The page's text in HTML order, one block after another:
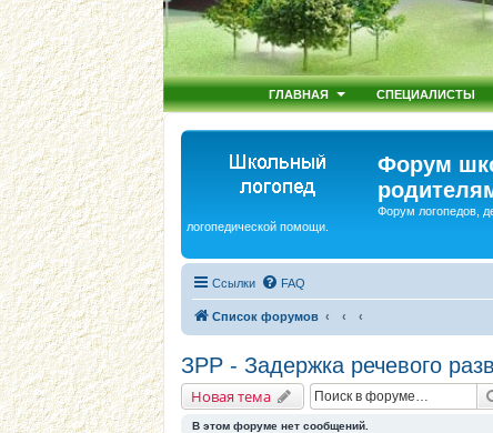
ГЛАВНАЯ СПЕЦИАЛИСТЫ
Форум
Форум логопедов,
логопедической помощи.
Ссылки FAQ
Список форумов
ЗРР - Задержка речевого
Новая тема
В этом форуме нет сообщений.